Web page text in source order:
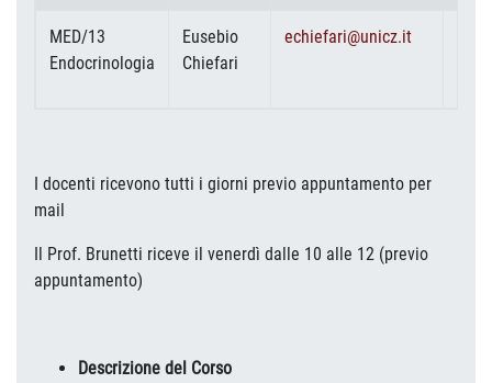
MED/13
Endocrinologia
Eusebio
Chiefari
echiefari@unicz.it
I docenti ricevono tutti i giorni previo appuntamento per
mail
Il Prof. Brunetti riceve il venerdì dalle 10 alle 12 (previo
appuntamento)
Descrizione del Corso